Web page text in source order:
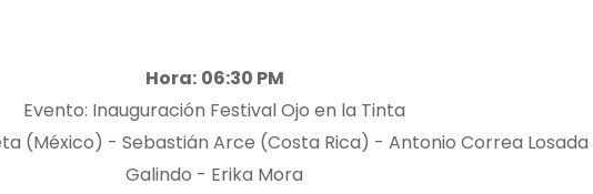
Hora: 06:30 PM
Evento: Inauguración Festival Ojo en la Tinta
(México) - Sebastián Arce (Costa Rica) - Antonio Correa
Galindo - Erika Mora